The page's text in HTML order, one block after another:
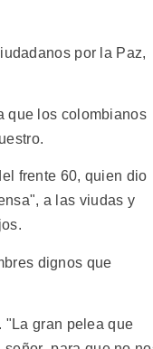
por la Paz,
que los colombianos
frente 60, quien dio
a las viudas y
dignos que
"La gran pelea que